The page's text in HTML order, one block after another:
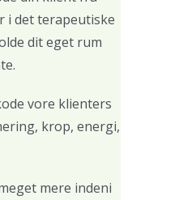
i det terapeutiske
dit eget rum
vore klienters
krop, energi,
mere indeni